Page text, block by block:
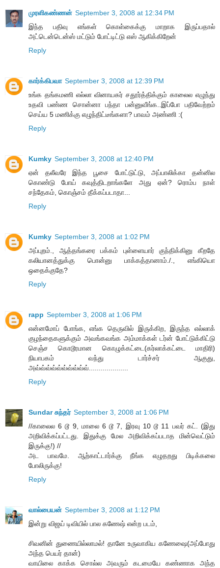
முரளிகண்ணன் September 3, 2008 at 12:34 PM
இந்த பதிவு எங்கள் கொள்கைக்கு மாறாக இருப்பதால்
அட்டென்டென்ஸ் மட்டும் போட்டிட்டு எஸ் ஆகிக்கிறேன்
Reply
கார்க்கிபவா September 3, 2008 at 12:39 PM
உங்க தங்கமணி எல்லா வினாயகர் சதூர்த்திக்கும் காலைல எழுந்து
உதவி பண்ண சொன்னா பந்தா பன்னுவீங்க..இப்போ பதிவேற்றம்
செய்ய 5 மணிக்கு எழுந்திட்டீங்களா? பாவம் அண்ணி :(
Reply
Kumky September 3, 2008 at 12:40 PM
ஏன் தலீவரே இந்த பூசை போட்டுட்டு, அப்பாலிக்கா தன்னில
கொண்டு போய் கவுத்திடறாங்களே அது ஏன்? ரொம்ப நாள்
சந்தேகம், கொஞ்சம் தீக்கப்படாதா...
Reply
Kumky September 3, 2008 at 1:02 PM
அப்புறம்., ஆத்தங்கரை பக்கம் புள்ளையார் குந்திக்கினு கீறதே
கலியானத்துக்கு பொன்னு பாக்கத்தானாம்./., எங்கியொ
ஒதைக்குதே?
Reply
rapp September 3, 2008 at 1:06 PM
என்னமோப் போங்க, எங்க தெருவில் இருக்கிற, இருந்த எல்லாக்
குழந்தைகளுக்கும் அவங்கவங்க அம்மாக்கள் டர்ன் போட்டுக்கிட்டு
செஞ்ச கொடூரமான கொழுக்கட்டை(கர்லாக்கட்டை மாதிரி)
நியாபகம் வந்து டார்ச்சர் ஆகுது,
அவ்வ்வ்வ்வ்வ்வ்வ்வ்வ்....................
Reply
Sundar சுந்தர் September 3, 2008 at 1:06 PM
//காலைல 6 டூ 9, மாலை 6 டூ 7, இரவு 10 டூ 11 பவர் கட். (இது
அறிவிக்கப்பட்டது. இதுக்கு மேல அறிவிக்கப்படாத மின்வெட்டும்
இருக்கு!) //
அட பாவமே. ஆற்காட்டார்க்கு நீங்க எழுதறது பிடிக்கலை
போலிருக்கு!
Reply
வால்பையன் September 3, 2008 at 1:12 PM
இன்று விஜய் டிவியில் பால கணேஷ் என்ற படம்,
சிவனின் துணையில்லாமல்! தானே உருவாகிய கணேஷை(அப்போது
அந்த பெயர் தான்)
வாயிலை காக்க சொல்ல அவரும் கடமையே கண்ணாக அந்த